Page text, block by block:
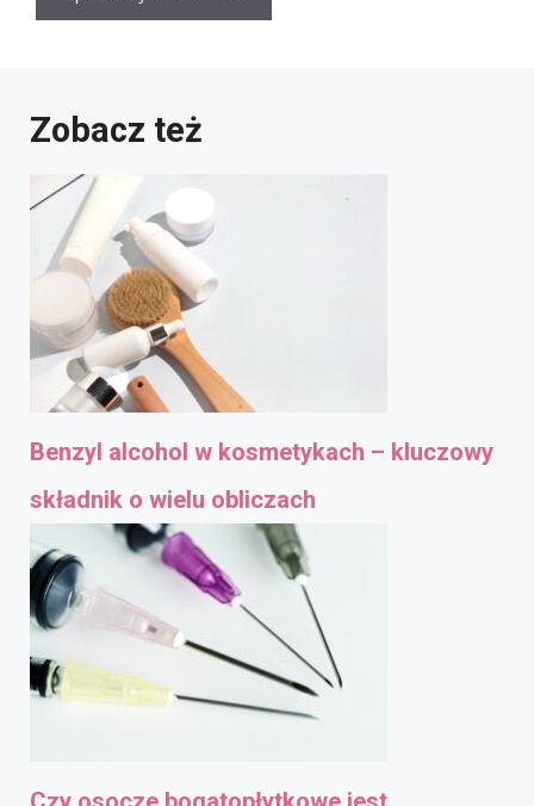
Zobacz też
Benzyl alcohol w kosmetykach – kluczowy
składnik o wielu obliczach